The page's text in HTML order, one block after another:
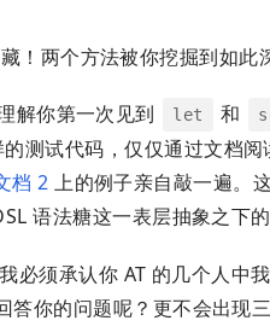
！两个方法被你挖掘到如此
解你第一次见到 let 和
测试代码，仅仅通过文档
档 2 上的例子亲自敲一遍。
语法糖这一表层抽象之下
必须承认你 AT 的几个人中
你的问题呢？更不会出现